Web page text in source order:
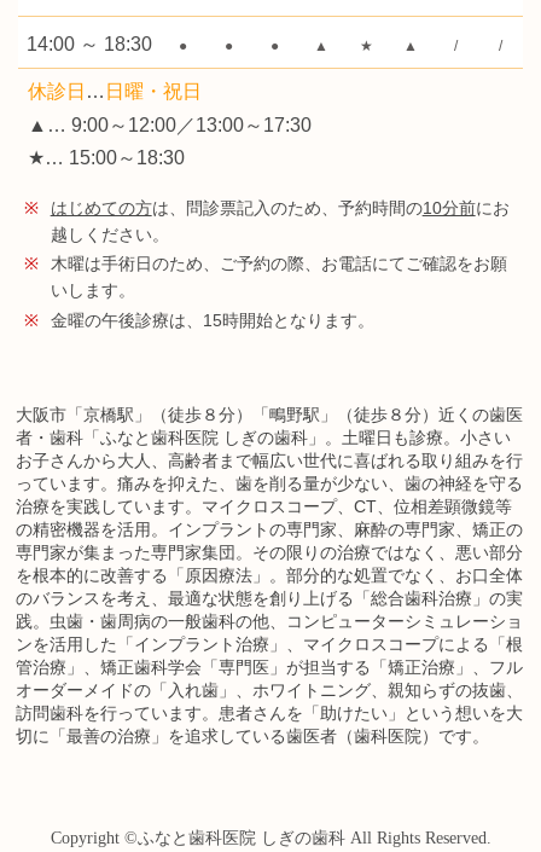
14:00 ～ 18:30 ● ● ● ▲ ★ ▲ / /
休診日 … 日曜・祝日
▲… 9:00～12:00／13:00～17:30
★… 15:00～18:30
※ はじめての方は、問診票記入のため、予約時間の10分前にお
越しください。
※
木曜は手術日のため、ご予約の際、お電話にてご確認をお願
いします。
※
金曜の午後診療は、15時開始となります。
大阪市「京橋駅」（徒歩８分）「鴫野駅」（徒歩８分）近くの歯医
者・歯科「ふなと歯科医院 しぎの歯科」。土曜日も診療。小さい
お子さんから大人、高齢者まで幅広い世代に喜ばれる取り組みを行
っています。痛みを抑えた、歯を削る量が少ない、歯の神経を守る
治療を実践しています。マイクロスコープ、CT、位相差顕微鏡等
の精密機器を活用。インプラントの専門家、麻酔の専門家、矯正の
専門家が集まった専門家集団。その限りの治療ではなく、悪い部分
を根本的に改善する「原因療法」。部分的な処置でなく、お口全体
のバランスを考え、最適な状態を創り上げる「総合歯科治療」の実
践。虫歯・歯周病の一般歯科の他、コンピューターシミュレーショ
ンを活用した「インプラント治療」、マイクロスコープによる「根
管治療」、矯正歯科学会「専門医」が担当する「矯正治療」、フル
オーダーメイドの「入れ歯」、ホワイトニング、親知らずの抜歯、
訪問歯科を行っています。患者さんを「助けたい」という想いを大
切に「最善の治療」を追求している歯医者（歯科医院）です。
Copyright ©ふなと歯科医院 しぎの歯科All Rights Reserved.